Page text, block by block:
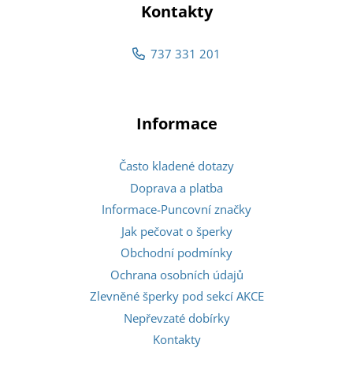
Kontakty
737 331 201
Informace
Často kladené dotazy
Doprava a platba
Informace-Puncovní značky
Jak pečovat o šperky
Obchodní podmínky
Ochrana osobních údajů
Zlevněné šperky pod sekcí AKCE
Nepřevzaté dobírky
Kontakty